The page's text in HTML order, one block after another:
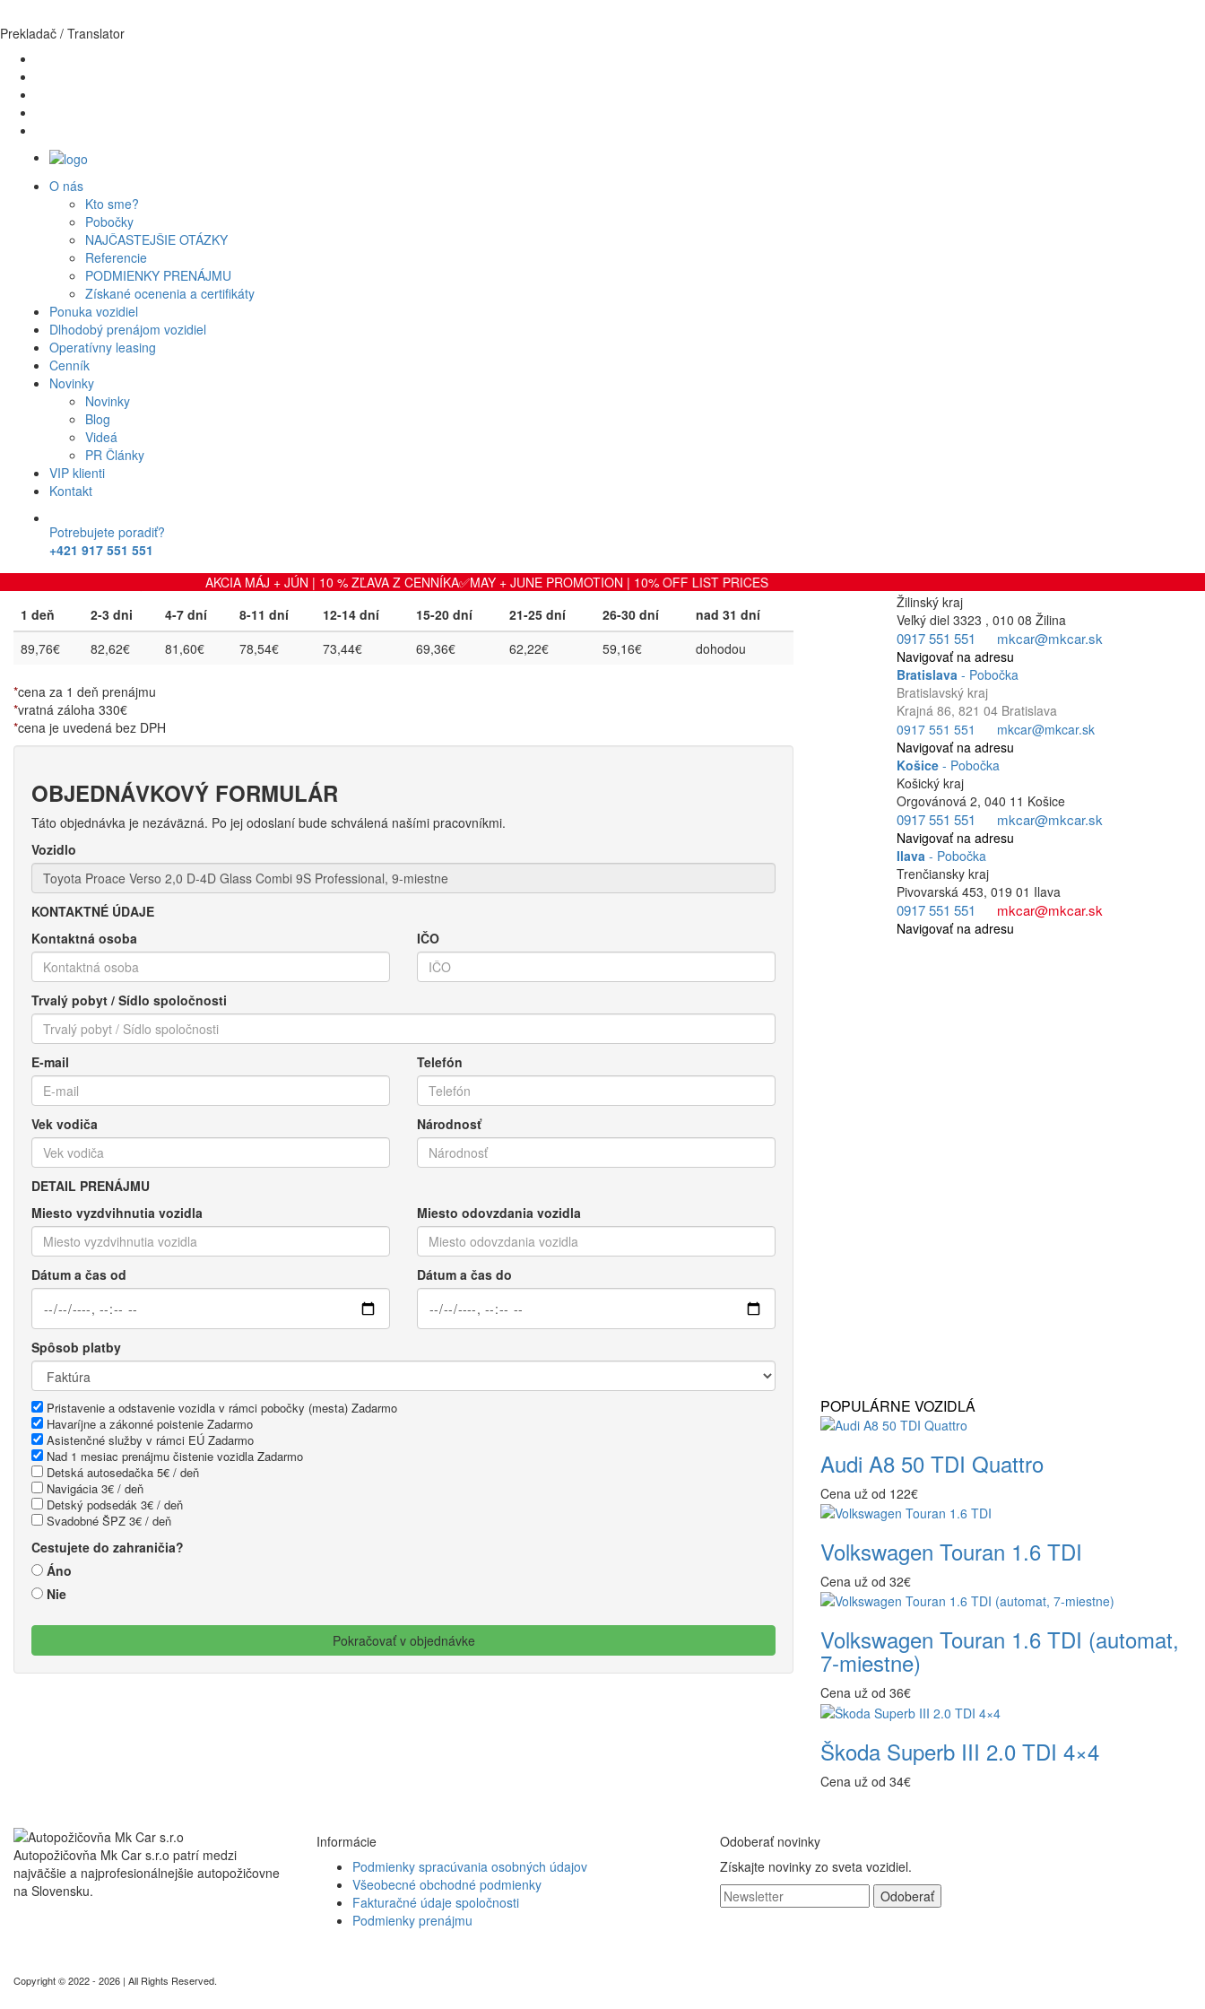
Prekladač / Translator
O nás
Kto sme?
Pobočky
NAJČASTEJŠIE OTÁZKY
Referencie
PODMIENKY PRENÁJMU
Získané ocenenia a certifikáty
Ponuka vozidiel
Dlhodobý prenájom vozidiel
Operatívny leasing
Cenník
Novinky
Novinky
Blog
Videá
PR Články
VIP klienti
Kontakt
Potrebujete poradiť?
+421 917 551 551
AKCIA MÁJ + JÚN | 10 % ZĽAVA Z CENNÍKA✅MAY + JUNE PROMOTION | 10% OFF LIST PRICES
Domov
Ponuka vozidiel
Toyota Proace Verso 2,0 D-4D Glass Combi 9S Professional,
9-miestne
Kategória:
zobraziť fotografie
Výbava
Výbava: klimatizácia (+ klimatizácia v druhom rade), airbag vodiča a spolujazdca, ABS, ESP, posilovač riadenia, alarm, centrálne
zamykanie, elektrické ovládanie predných okien, autorádio s CD a MP3, tempomat
Prevodovka: Manuál
Cenník prenájmu
1 deň 2-3 dni 4-7 dní 8-11 dní 12-14 dní 15-20 dní 21-25 dní 26-30 dní
nad 31 dní
89,76€
82,62€ 81,60€ 78,54€ 73,44€ 69,36€ 62,22€ 59,16€ dohodou
*cena za 1 deň prenájmu
*vratná záloha 330€
*cena je uvedená bez DPH
OBJEDNÁVKOVÝ FORMULÁR
Táto objednávka je nezáväzná. Po jej odoslaní bude schválená našími pracovníkmi.
Vozidlo
KONTAKTNÉ ÚDAJE
Kontaktná osoba
IČO
Trvalý pobyt / Sídlo spoločnosti
E-mail Telefón
Vek vodiča Národnosť
DETAIL PRENÁJMU
Miesto vyzdvihnutia vozidla
Miesto odovzdania vozidla
Dátum a čas od Dátum a čas do
Spôsob platby
Pristavenie a odstavenie vozidla v rámci pobočky (mesta) Zadarmo
Havaríjne a zákonné poistenie Zadarmo
Asistenčné služby v rámci EÚ Zadarmo
Nad 1 mesiac prenájmu čistenie vozidla Zadarmo
Detská autosedačka 5€ / deň
Navigácia 3€ / deň
Detský podsedák 3€ / deň
Svadobné ŠPZ 3€ / deň
Cestujete do zahraničia?
Áno
Nie
Žilinský kraj
Veľký diel 3323 , 010 08 Žilina
0917 551 551 mkcar@mkcar.sk
Navigovať na adresu
Bratislava- Pobočka
Bratislavský kraj
Krajná 86, 821 04 Bratislava
0917 551 551
mkcar@mkcar.sk
Navigovať na adresu
Košice- Pobočka
Košický kraj
Orgovánová 2, 040 11 Košice
0917 551 551 mkcar@mkcar.sk
Navigovať na adresu
Ilava- Pobočka
Trenčiansky kraj
Pivovarská 453, 019 01 Ilava
0917 551 551 mkcar@mkcar.sk
Navigovať na adresu
POPULÁRNE VOZIDLÁ
Audi A8 50 TDI Quattro
Cena už od 122€
Volkswagen Touran 1.6 TDI
Cena už od 32€
Volkswagen Touran 1.6 TDI (automat,
7-miestne)
Cena už od 36€
Škoda Superb III 2.0 TDI 4×4
Cena už od 34€
Autopožičovňa Mk Car s.r.o patrí medzi
najväčšie a najprofesionálnejšie autopožičovne
na Slovensku.
Informácie
Podmienky spracúvania osobných údajov
Všeobecné obchodné podmienky
Fakturačné údaje spoločnosti
Podmienky prenájmu
Odoberať novinky
Získajte novinky zo sveta vozidiel.
Copyright © 2022 - 2026 | All Rights Reserved.